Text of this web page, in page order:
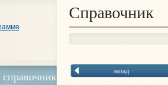
Справочник
назад